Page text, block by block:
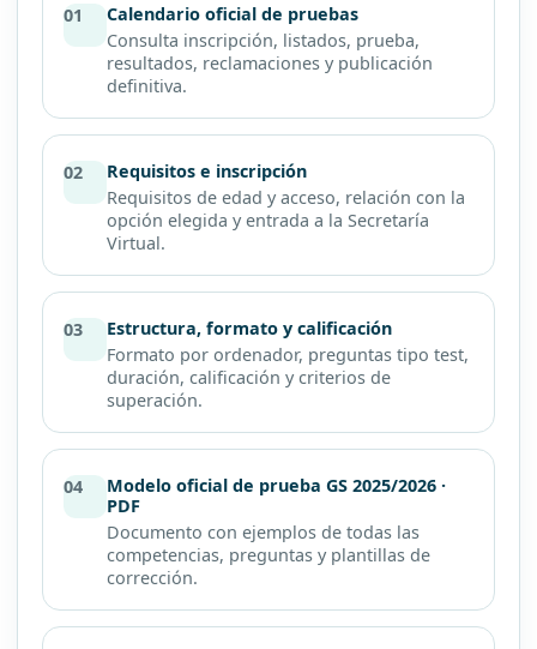
01
Calendario oficial de pruebas
Consulta inscripción, listados, prueba,
resultados, reclamaciones y publicación
definitiva.
02
Requisitos e inscripción
Requisitos de edad y acceso, relación con la
opción elegida y entrada a la Secretaría
Virtual.
03
Estructura, formato y calificación
Formato por ordenador, preguntas tipo test,
duración, calificación y criterios de
superación.
04
Modelo oficial de prueba GS 2025/2026 ·
PDF
Documento con ejemplos de todas las
competencias, preguntas y plantillas de
corrección.